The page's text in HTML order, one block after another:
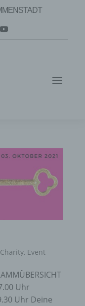
Charity, Event
Uhr
Uhr Deine